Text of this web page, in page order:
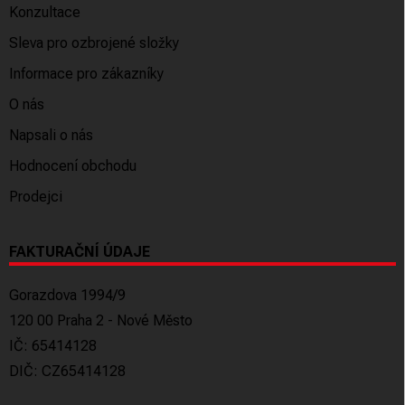
Konzultace
Sleva pro ozbrojené složky
Informace pro zákazníky
O nás
Napsali o nás
Hodnocení obchodu
Prodejci
FAKTURAČNÍ ÚDAJE
Gorazdova 1994/9
120 00 Praha 2 - Nové Město
IČ: 65414128
DIČ: CZ65414128